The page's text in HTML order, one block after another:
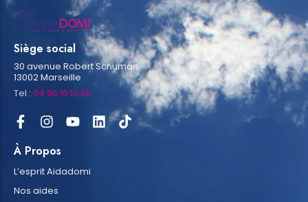
Siège social
30 avenue Robert Schuman
13002 Marseille
Tel : 04 96 16 10 06
À Propos
L’esprit Aidadomi
Nos aides